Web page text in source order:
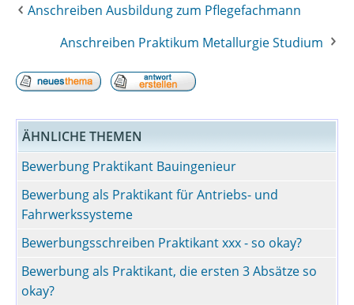
Anschreiben Ausbildung zum Pflegefachmann
Anschreiben Praktikum Metallurgie Studium
ÄHNLICHE THEMEN
Bewerbung Praktikant Bauingenieur
Bewerbung als Praktikant für Antriebs- und
Fahrwerkssysteme
Bewerbungsschreiben Praktikant xxx - so okay?
Bewerbung als Praktikant, die ersten 3 Absätze so
okay?